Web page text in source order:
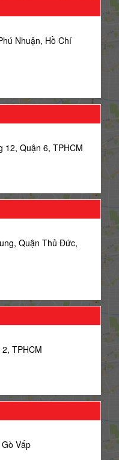
Nhuận, Hồ Chí
12, Quận 6, TPHCM
Quận Thủ Đức,
TPHCM
Vấp